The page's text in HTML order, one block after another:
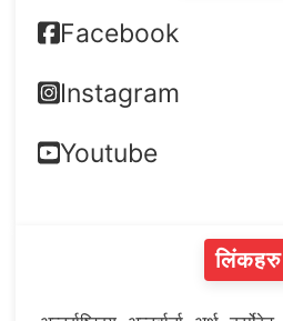
Facebook
Instagram
Youtube
लिंकहरु